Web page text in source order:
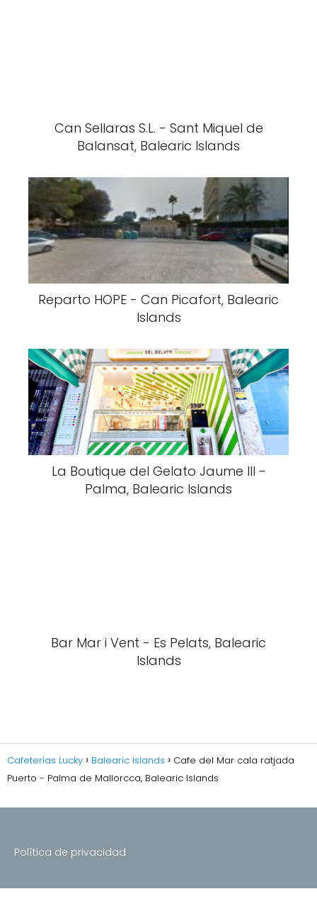
Can Sellaras S.L. - Sant Miquel de
Balansat, Balearic Islands
Reparto HOPE - Can Picafort, Balearic
Islands
La Boutique del Gelato Jaume III -
Palma, Balearic Islands
Bar Mar i Vent - Es Pelats, Balearic
Islands
Cafeterías Lucky Balearic Islands
Cafe del Mar cala ratjada
Puerto - Palma de Mallorcca, Balearic Islands
Política de privacidad